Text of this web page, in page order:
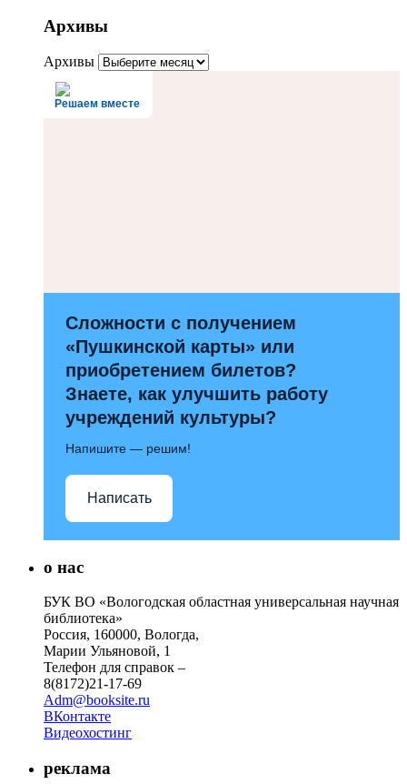
Архивы
Архивы
Решаем вместе
Сложности с получением
«Пушкинской карты» или
приобретением билетов?
Знаете, как улучшить работу
учреждений культуры?
Напишите — решим!
Написать
о нас
БУК ВО «Вологодская областная универсальная научная
библиотека»
Россия, 160000, Вологда,
Марии Ульяновой, 1
Телефон для справок –
8(8172)21-17-69
Adm@booksite.ru
ВКонтакте
Видеохостинг
реклама